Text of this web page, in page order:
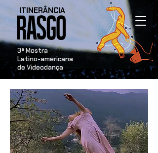
ITINERÂNCIA
​3ª Mostra
Latino-americana
de Videodança